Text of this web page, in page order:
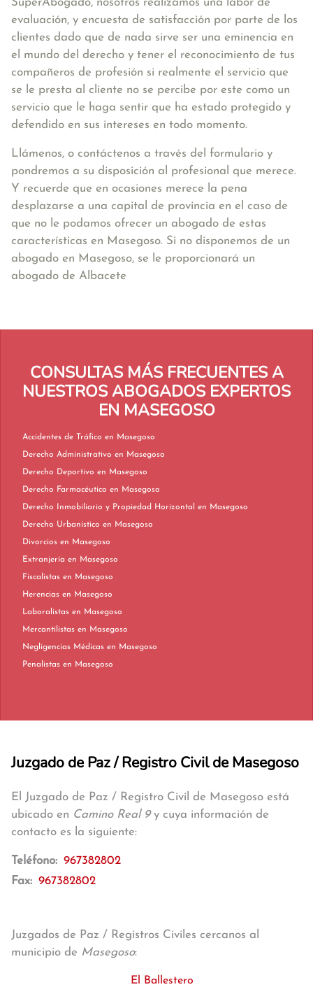
SuperAbogado, nosotros realizamos una labor de
evaluación, y encuesta de satisfacción por parte de los
clientes dado que de nada sirve ser una eminencia en
el mundo del derecho y tener el reconocimiento de tus
compañeros de profesión si realmente el servicio que
se le presta al cliente no se percibe por este como un
servicio que le haga sentir que ha estado protegido y
defendido en sus intereses en todo momento.
Llámenos, o contáctenos a través del formulario y
pondremos a su disposición al profesional que merece.
Y recuerde que en ocasiones merece la pena
desplazarse a una capital de provincia en el caso de
que no le podamos ofrecer un abogado de estas
características en Masegoso. Si no disponemos de un
abogado en Masegoso, se le proporcionará un
abogado de Albacete
CONSULTAS MÁS FRECUENTES A
NUESTROS ABOGADOS EXPERTOS
EN MASEGOSO
Accidentes de Tráfico en Masegoso
Derecho Administrativo en Masegoso
Derecho Deportivo en Masegoso
Derecho Farmacéutico en Masegoso
Derecho Inmobiliario y Propiedad Horizontal en Masegoso
Derecho Urbanístico en Masegoso
Divorcios en Masegoso
Extranjería en Masegoso
Fiscalistas en Masegoso
Herencias en Masegoso
Laboralistas en Masegoso
Mercantilistas en Masegoso
Negligencias Médicas en Masegoso
Penalistas en Masegoso
Juzgado de Paz / Registro Civil de Masegoso
El Juzgado de Paz / Registro Civil de Masegoso está
ubicado en Camino Real 9y cuya información de
contacto es la siguiente:
Teléfono: 967382802
Fax: 967382802
Juzgados de Paz / Registros Civiles cercanos al
municipio de Masegoso:
El Ballestero